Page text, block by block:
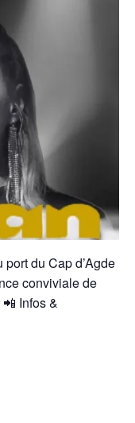
port du Cap d’Agde
conviviale de
Infos &